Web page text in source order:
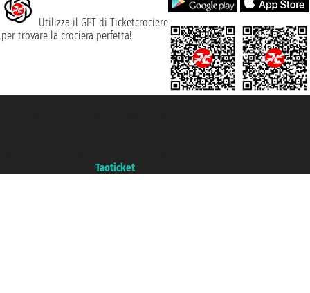
Utilizza il GPT di Ticketcrociere
per trovare la crociera perfetta!
Taoticket